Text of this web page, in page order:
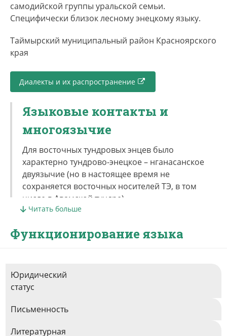
Носителей ТЭ – около 15 человек.
говоры).
Есть некоторые различия в речи тундровых
энцев Воронцова и тундровых энцев Тухардской
экзоэтноним).
Автоэтноним сомату, экзоэтноним маду.
Традиционные образ жизни и
вероисповедание.
Вероисповедание – шаманизм.
самодийской группы уральской семьи.
Специфически близок лесному энецкому языку.
Таймырский муниципальный район Красноярского
края
Диалекты и их распространение
Языковые контакты и
многоязычие
Для восточных тундровых энцев было
характерно тундрово-энецкое – нганасанское
двуязычие (но в настоящее время не
сохраняется восточных носителей ТЭ, в том
числе в Авамской тундре).
энецкое – ненецкое двуязычие, ненецкий
тундровым ненецким языком.
пожилые люди с родным ненецким или
Читать больше
Функционирование языка
Юридический
статус
Письменность
Литературная